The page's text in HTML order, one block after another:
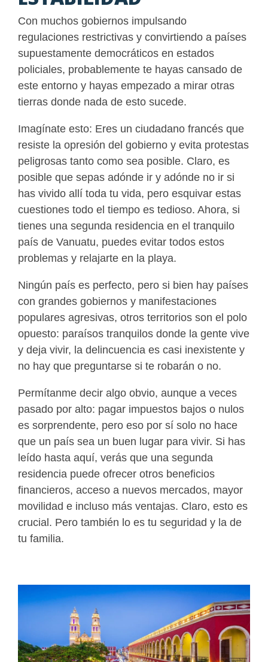
Con muchos gobiernos impulsando
regulaciones restrictivas y convirtiendo a países
supuestamente democráticos en estados
policiales, probablemente te hayas cansado de
este entorno y hayas empezado a mirar otras
tierras donde nada de esto sucede.
Imagínate esto: Eres un ciudadano francés que
resiste la opresión del gobierno y evita protestas
peligrosas tanto como sea posible. Claro, es
posible que sepas adónde ir y adónde no ir si
has vivido allí toda tu vida, pero esquivar estas
cuestiones todo el tiempo es tedioso. Ahora, si
tienes una segunda residencia en el tranquilo
país de Vanuatu, puedes evitar todos estos
problemas y relajarte en la playa.
Ningún país es perfecto, pero si bien hay países
con grandes gobiernos y manifestaciones
populares agresivas, otros territorios son el polo
opuesto: paraísos tranquilos donde la gente vive
y deja vivir, la delincuencia es casi inexistente y
no hay que preguntarse si te robarán o no.
Permítanme decir algo obvio, aunque a veces
pasado por alto: pagar impuestos bajos o nulos
es sorprendente, pero eso por sí solo no hace
que un país sea un buen lugar para vivir. Si has
leído hasta aquí, verás que una segunda
residencia puede ofrecer otros beneficios
financieros, acceso a nuevos mercados, mayor
movilidad e incluso más ventajas. Claro, esto es
crucial. Pero también lo es tu seguridad y la de
tu familia.